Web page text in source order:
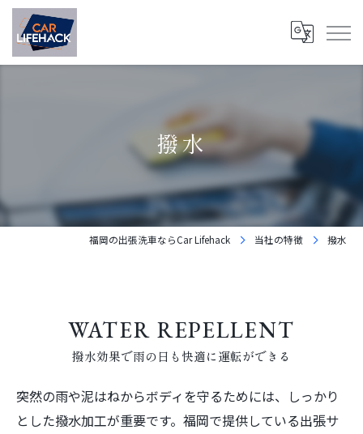
撥水
福岡の出張洗車ならCar Lifehack 当社の特徴 撥水
撥水効果で雨の日も快適に運転ができる
WATER REPELLENT
突然の雨や泥はねからボディを守るためには、しっかり
とした撥水加工が重要です。福岡で提供している出張サ